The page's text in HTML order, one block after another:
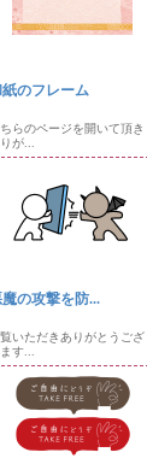
のフレーム
ちらのページを開いて頂き
が...
の攻撃を防...
覧いただきありがとうござ
す...